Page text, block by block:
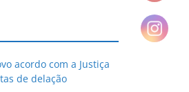
acordo com a Justiça
de delação